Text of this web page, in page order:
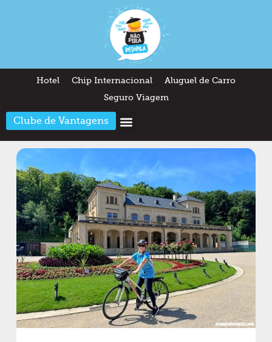
Hotel Chip Internacional
Aluguel de Carro
Seguro Viagem
Clube de Vantagens